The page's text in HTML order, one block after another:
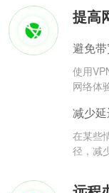
提高
避免
使用
网络体
减少延
在某些
径，减